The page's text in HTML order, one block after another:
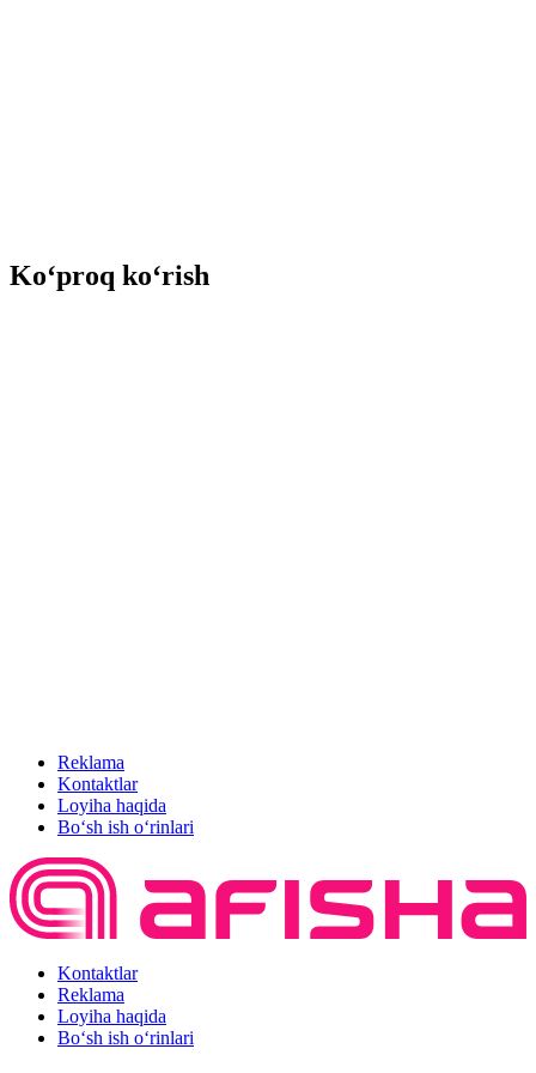
Ko‘proq ko‘rish
Reklama
Kontaktlar
Loyiha haqida
Bo‘sh ish o‘rinlari
Kontaktlar
Reklama
Loyiha haqida
Bo‘sh ish o‘rinlari